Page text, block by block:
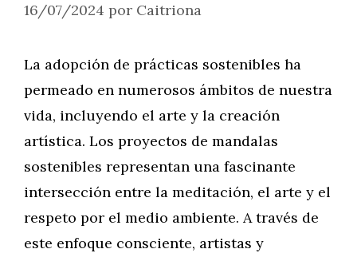
16/07/2024 por Caitriona
La adopción de prácticas sostenibles ha
permeado en numerosos ámbitos de nuestra
vida, incluyendo el arte y la creación
artística. Los proyectos de mandalas
sostenibles representan una fascinante
intersección entre la meditación, el arte y el
respeto por el medio ambiente. A través de
este enfoque consciente, artistas y